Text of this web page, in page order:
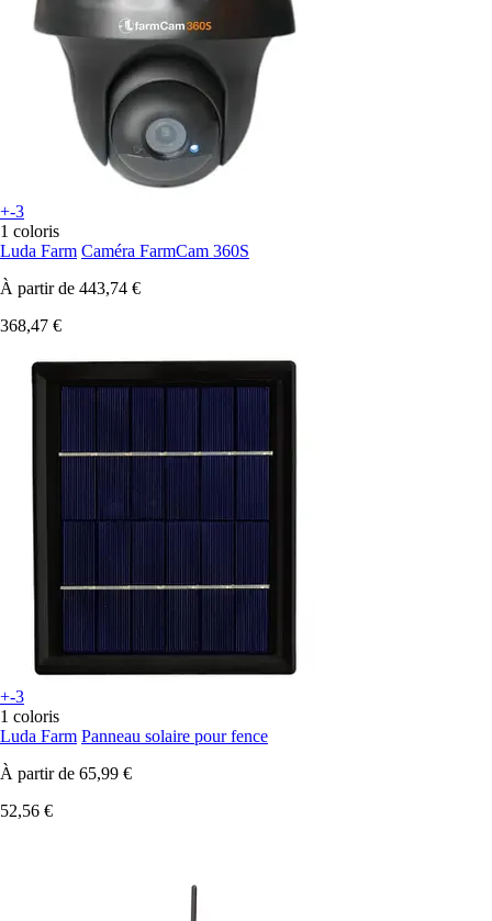
+-3
1 coloris
Luda Farm Caméra FarmCam 360S
À partir de 443,74 €
368,47 €
+-3
1 coloris
Luda Farm Panneau solaire pour fence
À partir de 65,99 €
52,56 €